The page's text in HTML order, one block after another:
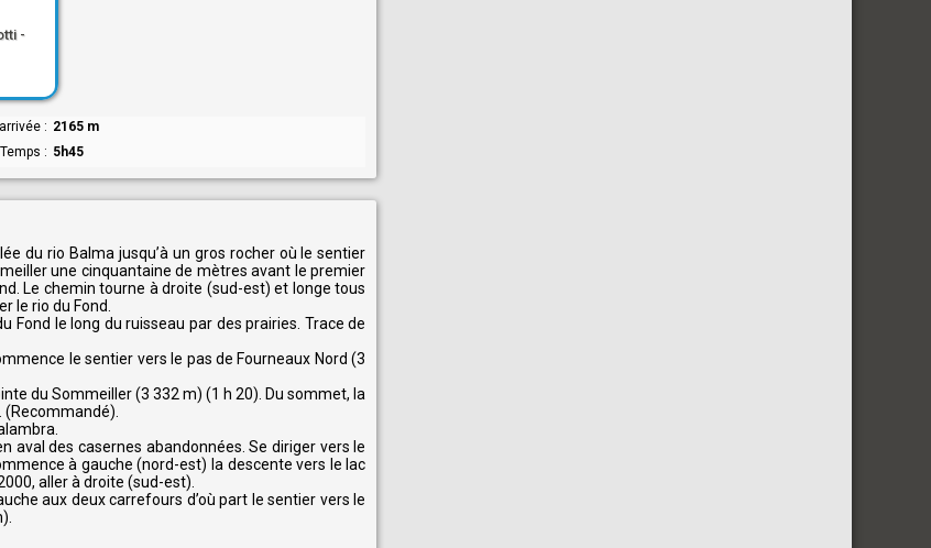
-
2165 m
Temps 5h45
du rio Balma jusqu’à un gros rocher où le sentier
une cinquantaine de mètres avant le premier
Le chemin tourne à droite (sud-est) et longe tous
le rio du Fond.
le long du ruisseau par des prairies. Trace de
le sentier vers le pas de Fourneaux Nord (3
du Sommeiller (3 332 m) (1 h 20). Du sommet, la
aval des casernes abandonnées. Se diriger vers le
à gauche (nord-est) la descente vers le lac
aller à droite (sud-est).
aux deux carrefours d’où part le sentier vers le